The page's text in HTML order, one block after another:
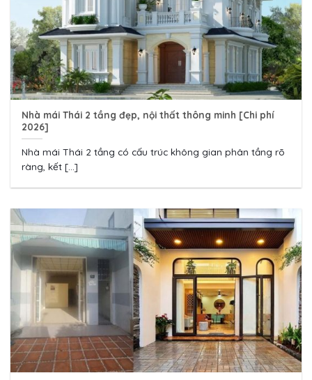
Nhà mái Thái 2 tầng đẹp, nội thất thông minh [Chi phí
2026]
Nhà mái Thái 2 tầng có cấu trúc không gian phân tầng rõ
ràng, kết [...]